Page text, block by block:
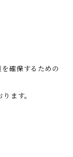
確保するための
ます。